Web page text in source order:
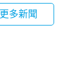
更多新聞